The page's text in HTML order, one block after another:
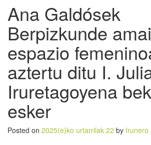
Ana Galdósek
Berpizkunde
espazio
aztertu ditu I.
Iruretagoyena
esker
Posted on 2025(e)ko urtarrilak 22 by Irunero